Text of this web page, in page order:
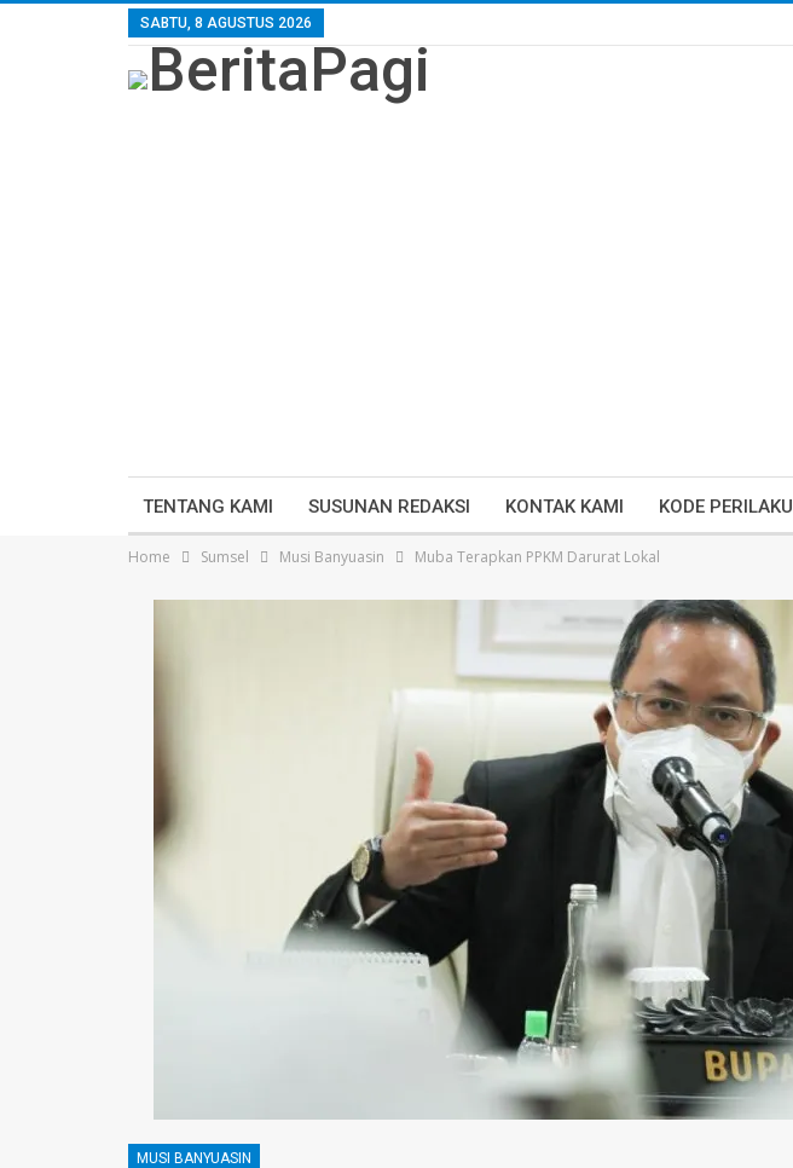
SABTU, 8 AGUSTUS 2026
TENTANG KAMI SUSUNAN REDAKSI KONTAK KAMI KODE PERILAKU
Home Sumsel Musi Banyuasin Muba Terapkan PPKM Darurat Lokal
MUSI BANYUASIN